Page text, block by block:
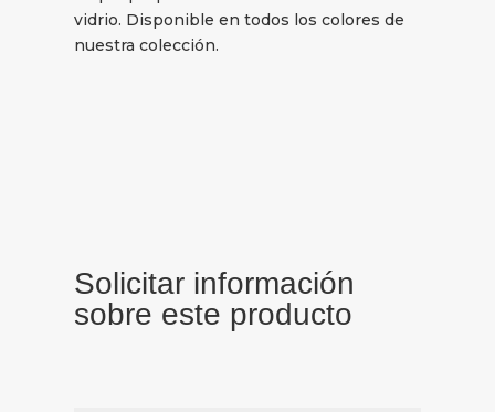
vidrio. Disponible en todos los colores de
nuestra colección.
Solicitar información
sobre este producto